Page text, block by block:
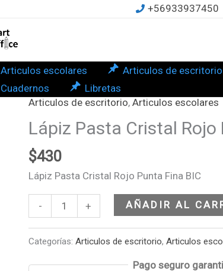
+56933937450
Articulos escolares Articulos de escritorio
Cuadernos
Libretas
Articulos de escritorio,Articulos escolares
Lápiz Pasta Cristal Rojo
$430
Lápiz Pasta Cristal Rojo Punta Fina BIC
-
Lápiz
Pasta
Cristal
Rojo
Punta
BIC
cantidad
+ AÑADIR AL
Categorías:Articulos de escritorio,Articulos
Pago seguro
BIC